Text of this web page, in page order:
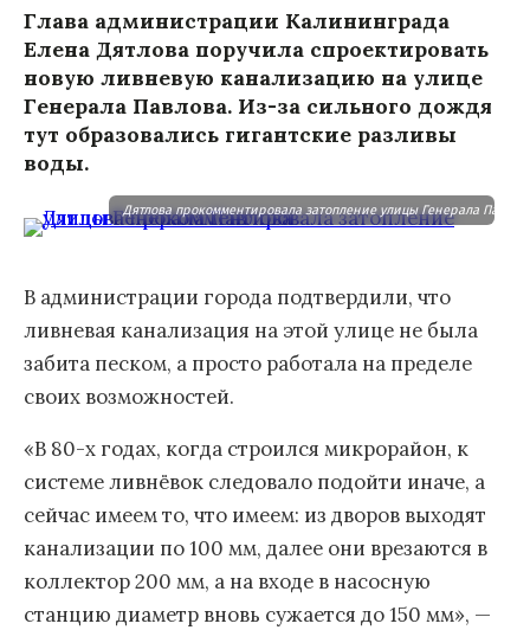
Глава администрации Калининграда
Елена Дятлова поручила спроектировать
новую ливневую канализацию на улице
Генерала Павлова. Из-за сильного дождя
тут образовались гигантские разливы
воды.
Дятлова прокомментировала затопление улицы Генерала
В администрации города подтвердили, что
ливневая канализация на этой улице не была
забита песком, а просто работала на пределе
своих возможностей.
«В 80-х годах, когда строился микрорайон, к
системе ливнёвок следовало подойти иначе, а
сейчас имеем то, что имеем: из дворов выходят
канализации по 100 мм, далее они врезаются в
коллектор 200 мм, а на входе в насосную
станцию диаметр вновь сужается до 150 мм», —